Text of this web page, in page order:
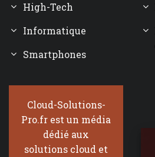
High-Tech
Informatique
Smartphones
Cloud-Solutions-
Pro.fr est un média
dédié aux
solutions cloud et